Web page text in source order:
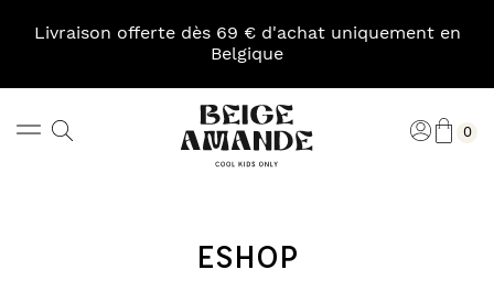
Livraison offerte dès 69 € d'achat uniquement en
Belgique
Rechercher 0
ESHOP